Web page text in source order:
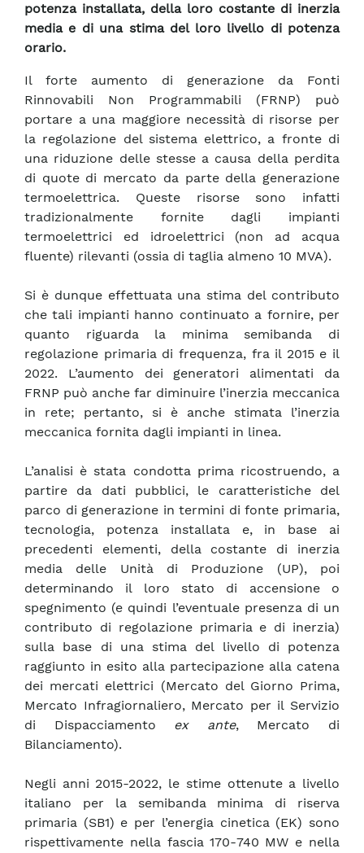
potenza installata, della loro costante di inerzia
media e di una stima del loro livello di potenza
orario.
Il forte aumento di generazione da Fonti
Rinnovabili Non Programmabili (FRNP) può
portare a una maggiore necessità di risorse per
la regolazione del sistema elettrico, a fronte di
una riduzione delle stesse a causa della perdita
di quote di mercato da parte della generazione
termoelettrica. Queste risorse sono infatti
tradizionalmente fornite dagli impianti
termoelettrici ed idroelettrici (non ad acqua
fluente) rilevanti (ossia di taglia almeno 10 MVA).
Si è dunque effettuata una stima del contributo
che tali impianti hanno continuato a fornire, per
quanto riguarda la minima semibanda di
regolazione primaria di frequenza, fra il 2015 e il
2022. L’aumento dei generatori alimentati da
FRNP può anche far diminuire l’inerzia meccanica
in rete; pertanto, si è anche stimata l’inerzia
meccanica fornita dagli impianti in linea.
L’analisi è stata condotta prima ricostruendo, a
partire da dati pubblici, le caratteristiche del
parco di generazione in termini di fonte primaria,
tecnologia, potenza installata e, in base ai
precedenti elementi, della costante di inerzia
media delle Unità di Produzione (UP), poi
determinando il loro stato di accensione o
spegnimento (e quindi l’eventuale presenza di un
contributo di regolazione primaria e di inerzia)
sulla base di una stima del livello di potenza
raggiunto in esito alla partecipazione alla catena
dei mercati elettrici (Mercato del Giorno Prima,
Mercato Infragiornaliero, Mercato per il Servizio
di Dispacciamento ex ante, Mercato di
Bilanciamento).
Negli anni 2015-2022, le stime ottenute a livello
italiano per la semibanda minima di riserva
primaria (SB1) e per l’energia cinetica (EK) sono
rispettivamente nella fascia 170-740 MW e nella